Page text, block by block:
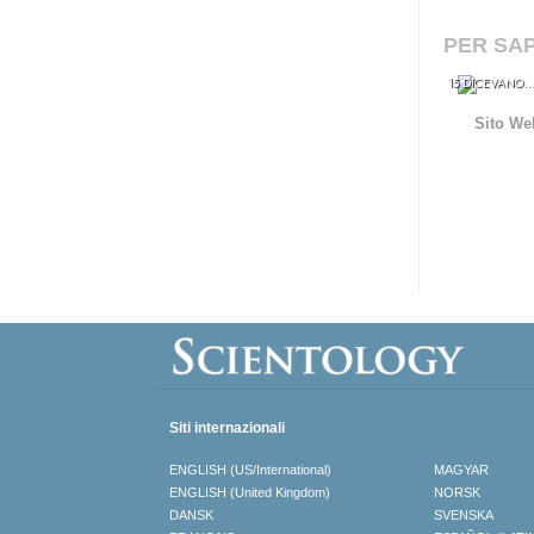
15
PER
Sito
Siti internazionali
ENGLISH (US/International)
ENGLISH (United Kingdom)
DANSK
MAGYAR
NORSK
SVENSKA